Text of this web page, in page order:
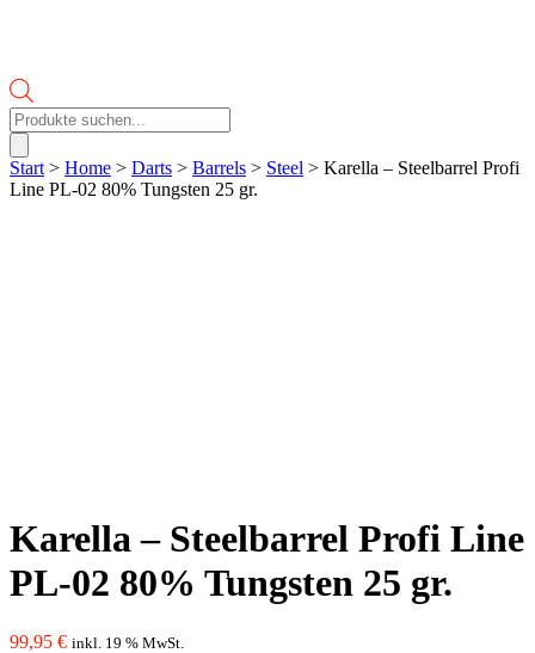
Products
search
Start > Home > Darts > Barrels > Steel > Karella – Steelbarrel Profi
Line PL-02 80% Tungsten 25 gr.
Karella – Steelbarrel Profi Line
PL-02 80% Tungsten 25 gr.
99,95 € inkl. 19 % MwSt.